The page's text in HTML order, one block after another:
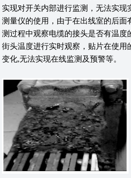
实现对开关内部进行监测，无法实现
测量仪的使用，由于在出线室的后面
测过程中观察电缆的接头是否有温度
街头温度进行实时观察，贴片在使用
变化,无法实现在线监测及预警等。